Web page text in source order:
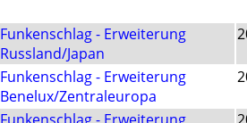
Funkenschlag - Erweiterung
Russland/Japan
Funkenschlag - Erweiterung
Benelux/Zentraleuropa